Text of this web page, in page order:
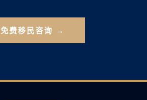
免费移民咨询 →